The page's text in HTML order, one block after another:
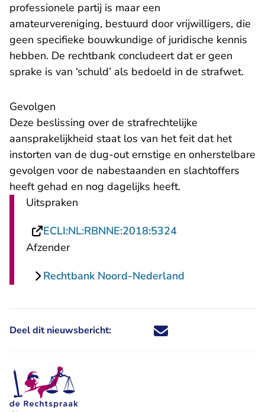
professionele partij is maar een
amateurvereniging, bestuurd door vrijwilligers, die
geen specifieke bouwkundige of juridische kennis
hebben. De rechtbank concludeert dat er geen
sprake is van ‘schuld’ als bedoeld in de strafwet.
Gevolgen
Deze beslissing over de strafrechtelijke
aansprakelijkheid staat los van het feit dat het
instorten van de dug-out ernstige en onherstelbare
gevolgen voor de nabestaanden en slachtoffers
heeft gehad en nog dagelijks heeft.
Uitspraken
ECLI:NL:RBNNE:2018:5324- U verlaat
Afzender
Rechtbank Noord-Nederland
Deel dit nieuwsbericht: Deel dit nieuwsbericht via X -
Deel dit nieuwsbericht via
Deel dit nieuwsbericht
Deel dit